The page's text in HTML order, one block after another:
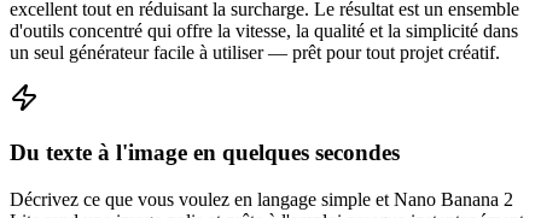
excellent tout en réduisant la surcharge. Le résultat est un ensemble
d'outils concentré qui offre la vitesse, la qualité et la simplicité dans
un seul générateur facile à utiliser — prêt pour tout projet créatif.
Du texte à l'image en quelques secondes
Décrivez ce que vous voulez en langage simple et Nano Banana 2